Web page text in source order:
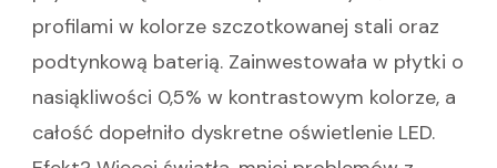
profilami w kolorze szczotkowanej stali oraz
podtynkową baterią. Zainwestowała w płytki o
nasiąkliwości 0,5% w kontrastowym kolorze, a
całość dopełniło dyskretne oświetlenie LED.